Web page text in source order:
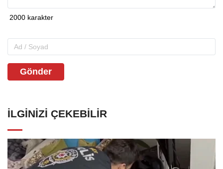
Gönder
İLGINIZI ÇEKEBILIR